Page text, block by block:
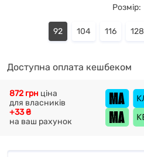
Розмір:
92 104 116 128
Доступна оплата кешбеком
+33 ₴
на ваш рахунок
872 грн ціна
для власників